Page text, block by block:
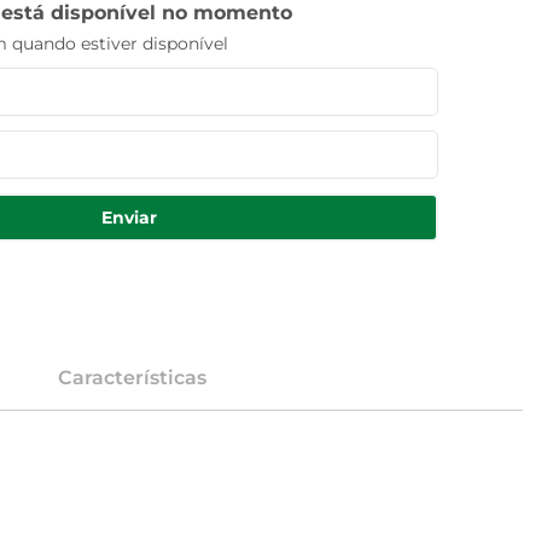
disponível no momento
quando estiver disponível
Enviar
Características